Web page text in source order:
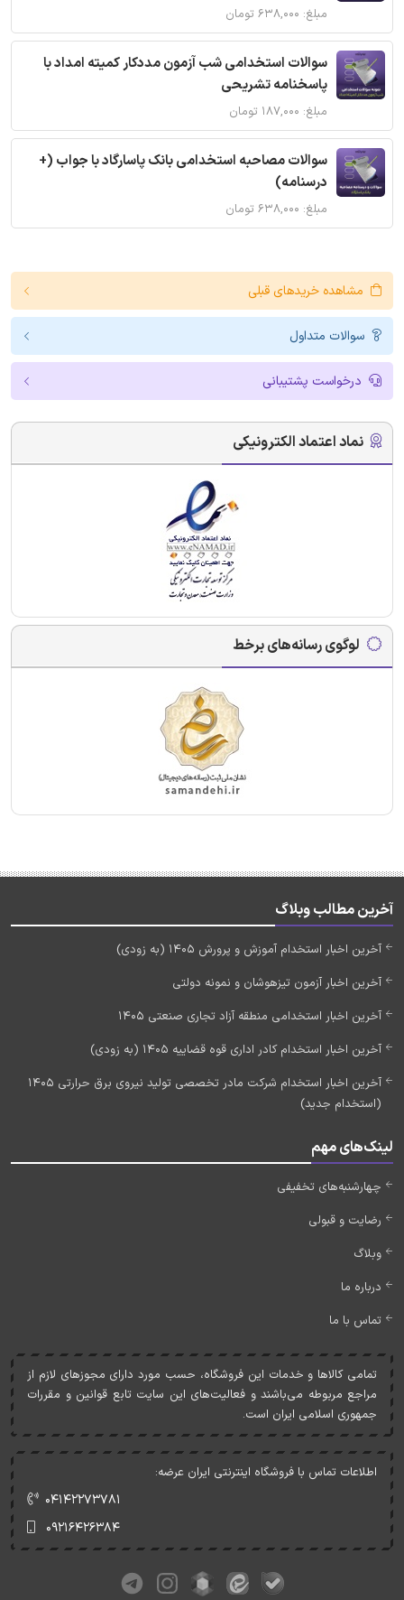
مبلغ: ۶۳۸,۰۰۰ تومان
سوالات استخدامی شب آزمون مددکار کمیته امداد با
پاسخنامه تشریحی
مبلغ: ۱۸۷,۰۰۰ تومان
سوالات مصاحبه استخدامی بانک پاسارگاد با جواب (+
درسنامه)
مبلغ: ۶۳۸,۰۰۰ تومان
مشاهده خریدهای قبلی
سوالات متداول
درخواست پشتیبانی
نماد اعتماد الکترونیکی
لوگوی رسانه‌های برخط
آخرین مطالب وبلاگ
آخرین اخبار استخدام آموزش و پرورش 1405 (به زودی)
آخرین اخبار آزمون تیزهوشان و نمونه دولتی
آخرین اخبار استخدامی منطقه آزاد تجاری صنعتی 1405
آخرین اخبار استخدام کادر اداری قوه قضاییه 1405 (به زودی)
آخرین اخبار استخدام شرکت مادر تخصصی تولید نیروی برق حرارتی 1405
(استخدام جدید)
لینک‌های مهم
چهارشنبه‌های تخفیفی
رضایت و قبولی
وبلاگ
درباره ما
تماس با ما
تمامی کالاها و خدمات اين فروشگاه، حسب مورد دارای مجوزهای لازم از
مراجع مربوطه می‌باشند و فعاليت‌های اين سايت تابع قوانين و مقررات
جمهوری اسلامی ايران است.
اطلاعات تماس با فروشگاه اینترنتی ایران عرضه:
۰۴۱۴۲۲۷۳۷۸۱
۰۹۲۱۶۴۲۶۳۸۴